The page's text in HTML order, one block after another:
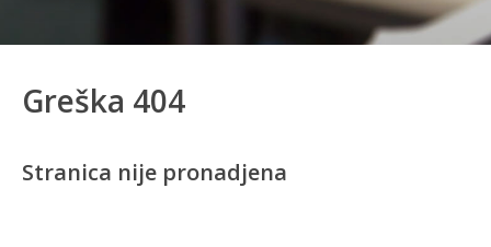
Greška 404
Stranica nije pronadjena